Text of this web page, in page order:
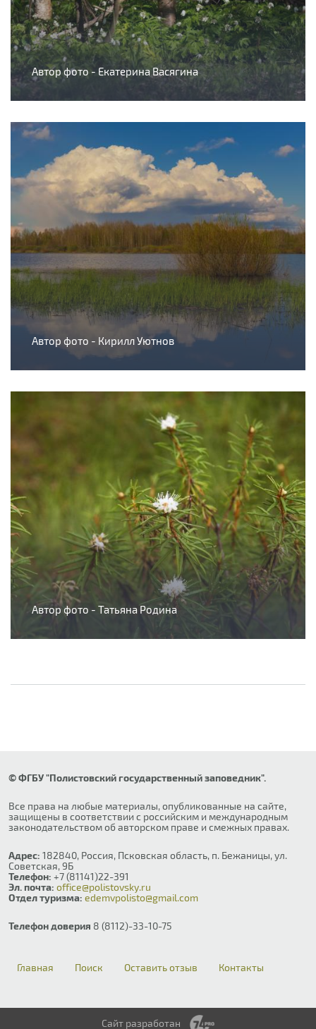
Автор фото - Екатерина Васягина
Автор фото - Кирилл Уютнов
Автор фото - Татьяна Родина
© ФГБУ "Полистовский государственный заповедник".
Все права на любые материалы, опубликованные на сайте,
защищены в соответствии с российским и международным
законодательством об авторском праве и смежных правах.
Адрес: 182840, Россия, Псковская область, п. Бежаницы, ул.
Советская, 9Б
Телефон: +7 (81141)22-391
Эл. почта: office@polistovsky.ru
Отдел туризма: edemvpolisto@gmail.com
Телефон доверия 8 (8112)-33-10-75
Главная Поиск Оставить отзыв Контакты
Сайт разработан